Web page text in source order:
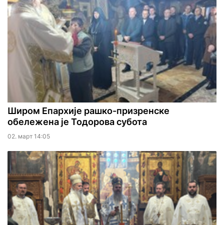
Широм Епархије рашко-призренске
обележена је Тодорова субота
02. март 14:05